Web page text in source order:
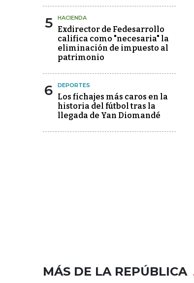
5 HACIENDA
Exdirector de Fedesarrollo
califica como "necesaria" la
eliminación de impuesto al
patrimonio
6 DEPORTES
Los fichajes más caros en la
historia del fútbol tras la
llegada de Yan Diomandé
MÁS DE LA REPÚBLICA